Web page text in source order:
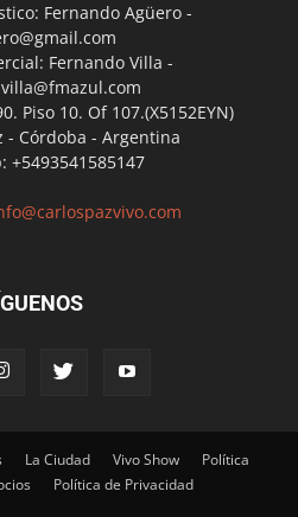
Fernando Agüero -
Fernando Villa -
Piso 10. Of 107.(X5152EYN)
- Córdoba - Argentina
+5493541585147
La Ciudad Vivo Show
Política
Política de Privacidad